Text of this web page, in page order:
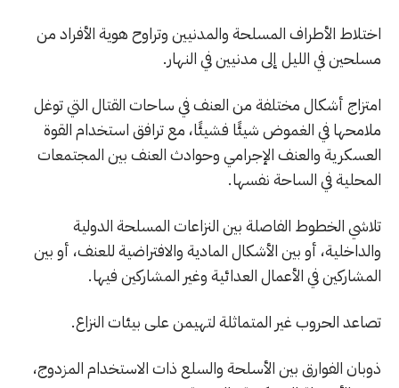
اختلاط الأطراف المسلحة والمدنيين وتراوح هوية الأفراد من
مسلحين في الليل إلى مدنيين في النهار.
امتزاج أشكال مختلفة من العنف في ساحات القتال التي توغل
ملامحها في الغموض شيئًا فشيئًا، مع ترافق استخدام القوة
العسكرية والعنف الإجرامي وحوادث العنف بين المجتمعات
المحلية في الساحة نفسها.
تلاشي الخطوط الفاصلة بين النزاعات المسلحة الدولية
والداخلية، أو بين الأشكال المادية والافتراضية للعنف، أو بين
المشاركين في الأعمال العدائية وغير المشاركين فيها.
تصاعد الحروب غير المتماثلة لتهيمن على بيئات النزاع.
ذوبان الفوارق بين الأسلحة والسلع ذات الاستخدام المزدوج،